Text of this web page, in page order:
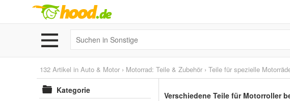
132 Artikel in Auto & Motor › Motorrad: Teile & Zubehör › Teile für spezielle
Kategorie
Verschiedene Teile für Motorroller